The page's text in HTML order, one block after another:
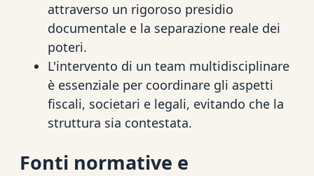
attraverso un rigoroso presidio
documentale e la separazione reale dei
poteri.
L'intervento di un team multidisciplinare
è essenziale per coordinare gli aspetti
fiscali, societari e legali, evitando che la
struttura sia contestata.
Fonti normative e